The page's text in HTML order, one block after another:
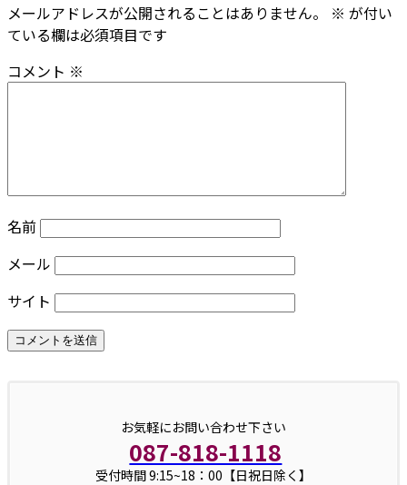
メールアドレスが公開されることはありません。 ※ が付い
ている欄は必須項目です
コメント ※
名前
メール
サイト
お気軽にお問い合わせ下さい
087-818-1118
受付時間 9:15~18：00【日祝日除く】